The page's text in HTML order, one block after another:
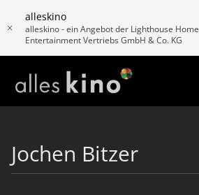
alleskino
alleskino - ein Angebot der Lighthouse Home
Entertainment Vertriebs GmbH & Co. KG
Jochen Bitzer